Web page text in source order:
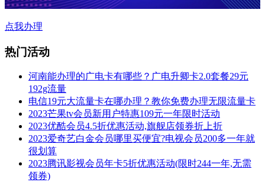
点我办理
热门活动
河南能办理的广电卡有哪些？广电升卿卡2.0套餐29元
192g流量
电信19元大流量卡在哪办理？教你免费办理无限流量卡
2023芒果tv会员新用户特惠109元一年限时活动
2023优酷会员4.5折优惠活动,旗舰店领券折上折
2023爱奇艺白金会员哪里买便宜?电视会员200多一年就
很划算
2023腾讯影视会员年卡5折优惠活动(限时244一年,无需
领券)